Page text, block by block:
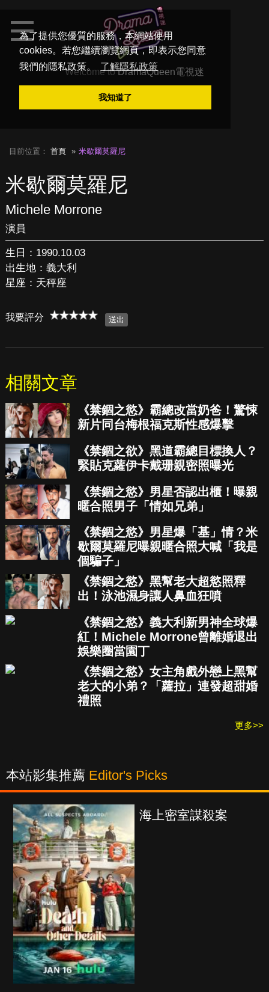
為了提供您優質的服務，本網站使用
cookies。若您繼續瀏覽網頁，即表示您同意
我們的隱私政策。
了解隱私政策
我知道了
Welcome toDramaQueen電視迷
目前位置： 首頁 米歇爾莫羅尼
米歇爾莫羅尼
Michele Morrone
演員
生日：1990.10.03
出生地：義大利
星座：天秤座
我要評分
相關文章
《禁錮之慾》霸總改當奶爸！驚悚
新片同台梅根福克斯性感爆擊
《禁錮之欲》黑道霸總目標換人？
緊貼克蘿伊卡戴珊親密照曝光
《禁錮之慾》男星否認出櫃！曝親
暱合照男子「情如兄弟」
《禁錮之慾》男星爆「基」情？米
歇爾莫羅尼曝親暱合照大喊「我是
個騙子」
《禁錮之慾》黑幫老大超慾照釋
出！泳池濕身讓人鼻血狂噴
《禁錮之慾》義大利新男神全球爆
紅！Michele Morrone曾離婚退出
娛樂圈當園丁
《禁錮之慾》女主角戲外戀上黑幫
老大的小弟？「蘿拉」連發超甜婚
禮照
更多>>
本站影集推薦 Editor's Picks
海上密室謀殺案